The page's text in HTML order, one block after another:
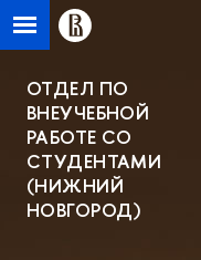
ОТДЕЛ ПО
ВНЕУЧЕБНОЙ
РАБОТЕ СО
СТУДЕНТАМИ
(НИЖНИЙ
НОВГОРОД)